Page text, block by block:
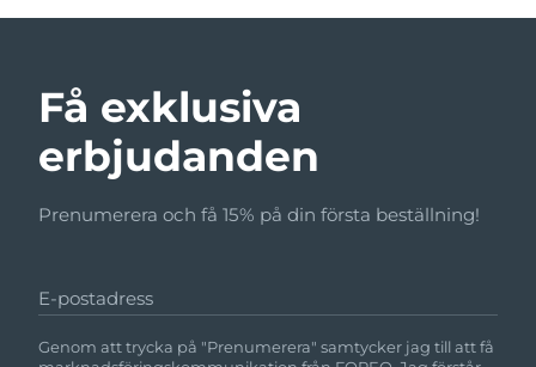
Få exklusiva
erbjudanden
Prenumerera och få 15% på din första beställning!
E-postadress
Genom att trycka på "Prenumerera" samtycker jag till att få